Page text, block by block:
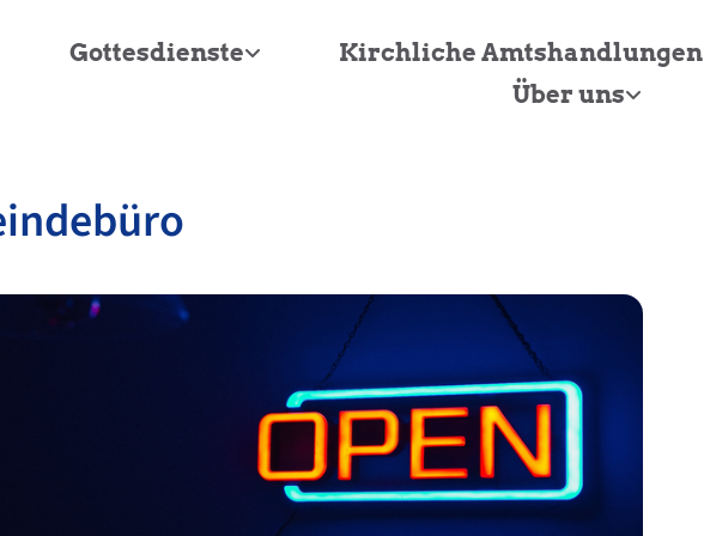
Gottesdienste Kirchliche Amtshandlungen
Über uns